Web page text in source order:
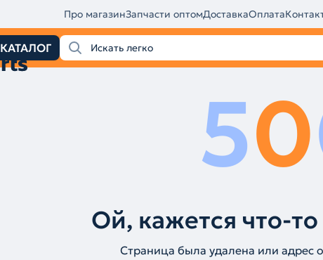
Про магазинЗапчасти оптомДоставкаОплата
КАТАЛОГ
50
Ой, кажется что-
Страница была удалена или адрес